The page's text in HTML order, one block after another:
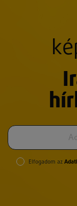
Elfogadom az